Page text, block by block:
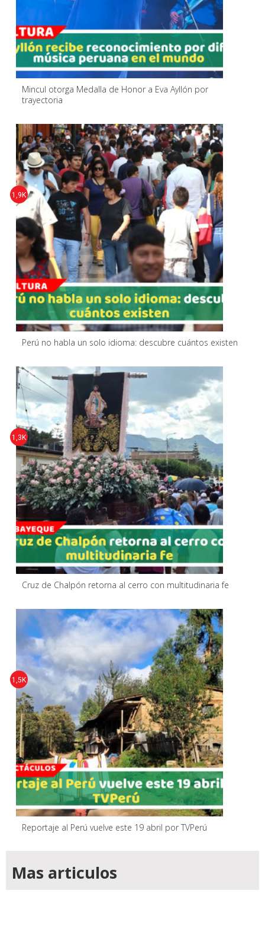
Mincul otorga Medalla de Honor a Eva Ayllón por
trayectoria
Perú no habla un solo idioma: descubre cuántos existen
1,9K
Cruz de Chalpón retorna al cerro con multitudinaria fe
1,3K
Reportaje al Perú vuelve este 19 abril por TVPerú
1,5K
Mas articulos